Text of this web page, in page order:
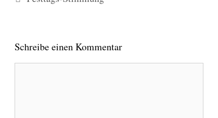
Schreibe einen Kommentar
Kommentar